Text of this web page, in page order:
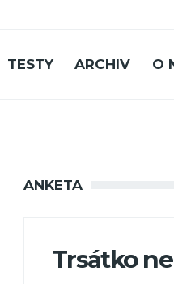
TESTY ARCHIV O
ANKETA
Trsátko